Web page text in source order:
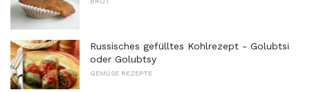
Russisches gefülltes Kohlrezept - Golubtsi
oder Golubtsy
GEMÜSE REZEPTE